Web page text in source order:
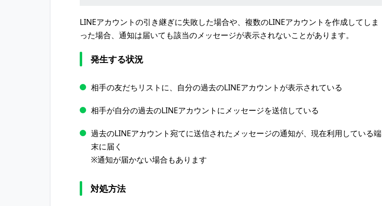
LINEアカウントの引き継ぎに失敗した場合や、複数のLINEアカウントを作成してしま
った場合、通知は届いても該当のメッセージが表示されないことがあります。
発生する状況
相手の友だちリストに、自分の過去のLINEアカウントが表示されている
相手が自分の過去のLINEアカウントにメッセージを送信している
過去のLINEアカウント宛てに送信されたメッセージの通知が、現在利用している端
末に届く
※通知が届かない場合もあります
対処方法